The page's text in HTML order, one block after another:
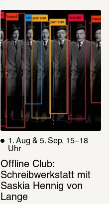
1. Aug & 5. Sep, 15–18
Uhr
Offline Club:
Schreibwerkstatt mit
Saskia Hennig von
Lange